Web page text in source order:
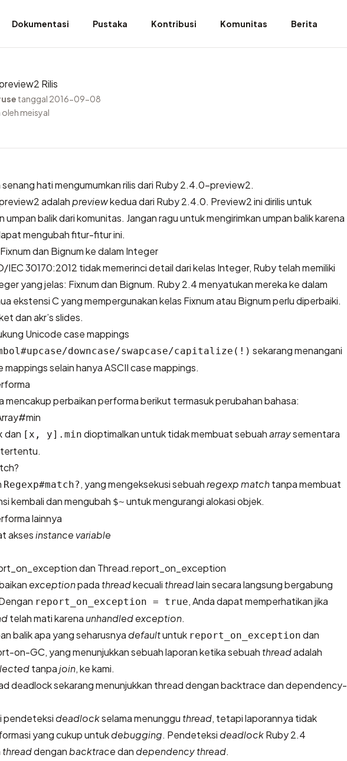
Dokumentasi Pustaka Kontribusi Komunitas Berita
Rilis
tanggal 2016-09-08
meisyal
senang hati mengumumkan rilis dari Ruby 2.4.0-preview2.
adalahpreviewkedua dari Ruby 2.4.0. Preview2 ini dirilis untuk
umpan balik dari komunitas. Jangan ragu untukmengirimkan umpan balikkarena
mengubah fitur-fitur ini.
dan Bignum ke dalam Integer
IEC 30170:2012 tidak memerinci detail dari kelas Integer, Ruby telah memiliki
yang jelas: Fixnum dan Bignum. Ruby 2.4 menyatukan mereka ke dalam
ekstensi C yang mempergunakan kelas Fixnum atau Bignum perlu diperbaiki.
danakr’s slides.
Unicode case mappings
downcase/swapcase/capitalize(!) sekarang menangani
mappings selain hanya ASCII case mappings.
mencakup perbaikan performa berikut termasuk perubahan bahasa:
dan [x, y].min dioptimalkan untuk tidak membuat sebuaharraysementara
tertentu.
Regexp#match? , yang mengeksekusi sebuahregexp matchtanpa membuat
kembali dan mengubah $~ untuk mengurangi alokasi objek.
lainnya
aksesinstance variable
dan Thread.report_on_exception
exceptionpada threadkecuali threadlain secara langsung bergabung
report_on_exception = true, Anda dapat memperhatikan jika
telah mati karena unhandled exception.
balik apa yang seharusnya defaultuntuk report_on_exception dan
on-GC, yang menunjukkan sebuah laporan ketika sebuah threadadalah
tanpajoin, ke kami.
deadlock sekarang menunjukkan thread dengan backtrace dan dependency-
pendeteksi deadlockselama menunggu thread, tetapi laporannya tidak
yang cukup untukdebugging. Pendeteksi deadlockRuby 2.4
threaddenganbacktracedan dependency thread.